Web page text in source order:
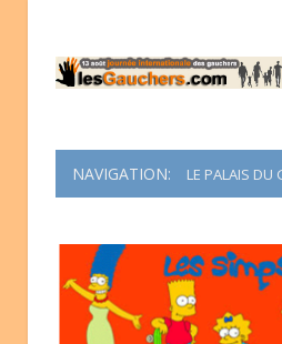
NAVIGATION: